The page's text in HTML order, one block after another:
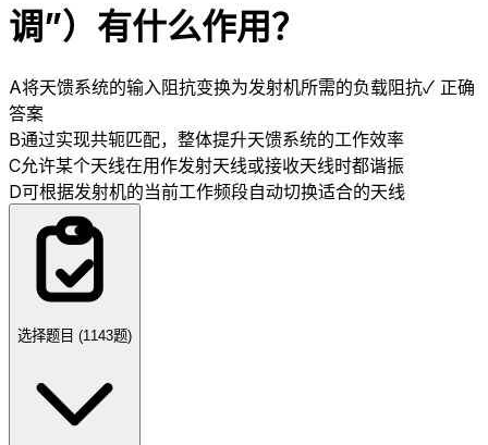
调”）有什么作用？
A将天馈系统的输入阻抗变换为发射机所需的负载阻抗✓ 正确
答案
B通过实现共轭匹配，整体提升天馈系统的工作效率
C允许某个天线在用作发射天线或接收天线时都谐振
D可根据发射机的当前工作频段自动切换适合的天线
选择题目 (1143题)